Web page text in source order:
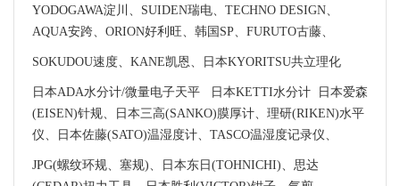
YODOGAWA淀川、SUIDEN瑞电、TECHNO DESIGN、
AQUA安跨、ORION好利旺、韩国SP、FURUTO古藤、
SOKUDOU速度、KANE凯恩、日本KYORITSU共立理化
日本ADA水分计/微量电子天平 日本KETTI水分计 日本爱森
(EISEN)针规、日本三高(SANKO)膜厚计、理研(RIKEN)水平
仪、日本佐藤(SATO)温湿度计、TASCO温湿度记录仪、
JPG(螺纹环规、塞规)、日本东日(TOHNICHI)、思达